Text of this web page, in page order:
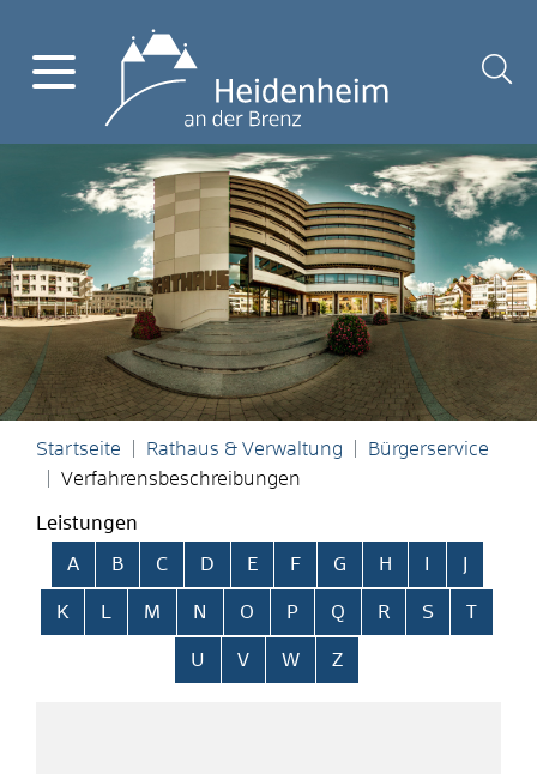
Startseite Rathaus & Verwaltung
Bürgerservice
Verfahrensbeschreibungen
Leistungen
Alphabetisches Register überspringen
A B C D E F G H
K L M N O P Q R S T
U V W Z